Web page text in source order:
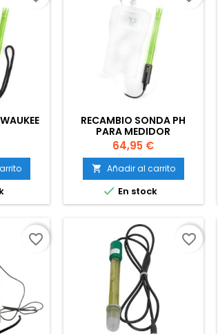
RECAMBIO SONDA PH
PARA MEDIDOR
MILWAUKEE MW100
Precio
64,95 €
 Añadir al carrito
 En stock
favorite_border favorite_border